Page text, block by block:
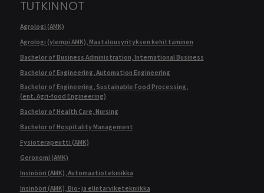
TUTKINNOT
Agrologi (AMK)
Agrologi (ylempi AMK), Maatalousyrityksen kehittäminen
Bachelor of Business Administration, International Business
Bachelor of Engineering, Automation Engineering
Bachelor of Engineering, Sustainable Food Processing,
(ent. Agri-food Engineering)
Bachelor of Health Care, Nursing
Bachelor of Hospitality Management
Fysioterapeutti (AMK)
Geronomi (AMK)
Insinööri (AMK), Automaatiotekniikka
Insinööri (AMK), Bio- ja elintarviketekniikka